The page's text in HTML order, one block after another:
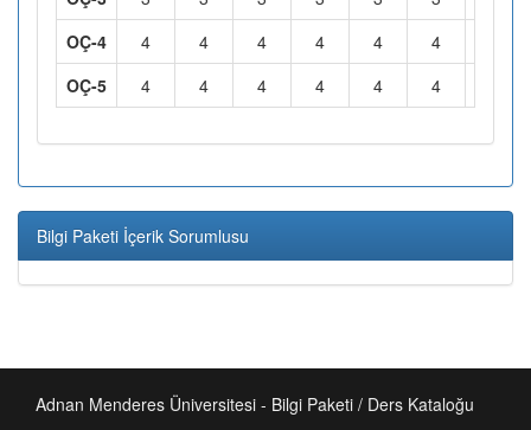
OÇ-4
4 4 4 4 4 4
OÇ-5
4 4 4 4 4 4
Bilgi Paketi İçerik Sorumlusu
Adnan Menderes Üniversitesi - Bilgi Paketi / Ders Kataloğu